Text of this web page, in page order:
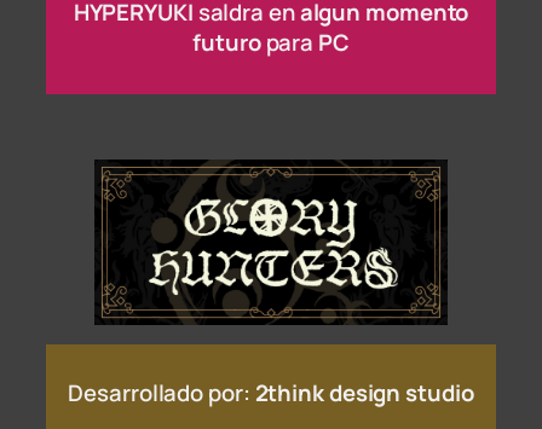
HYPERYUKI saldra enalgun momento
futuropara PC
Desarrollado por: 2think design studio